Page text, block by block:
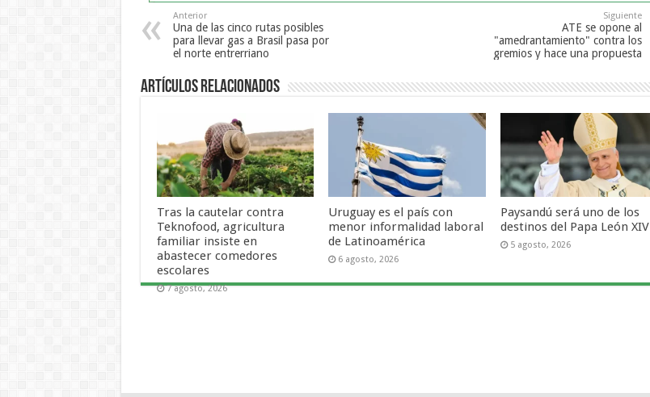
Anterior
Una de las cinco rutas posibles
para llevar gas a Brasil pasa por
el norte entrerriano
Siguiente
ATE se opone al
"amedrantamiento" contra los
gremios y hace una propuesta
Artículos Relacionados
Tras la cautelar contra
Teknofood, agricultura
familiar insiste en
abastecer comedores
escolares
7 agosto, 2026
Uruguay es el país con
menor informalidad laboral
de Latinoamérica
6 agosto, 2026
Paysandú será uno de los
destinos del Papa León XIV
5 agosto, 2026